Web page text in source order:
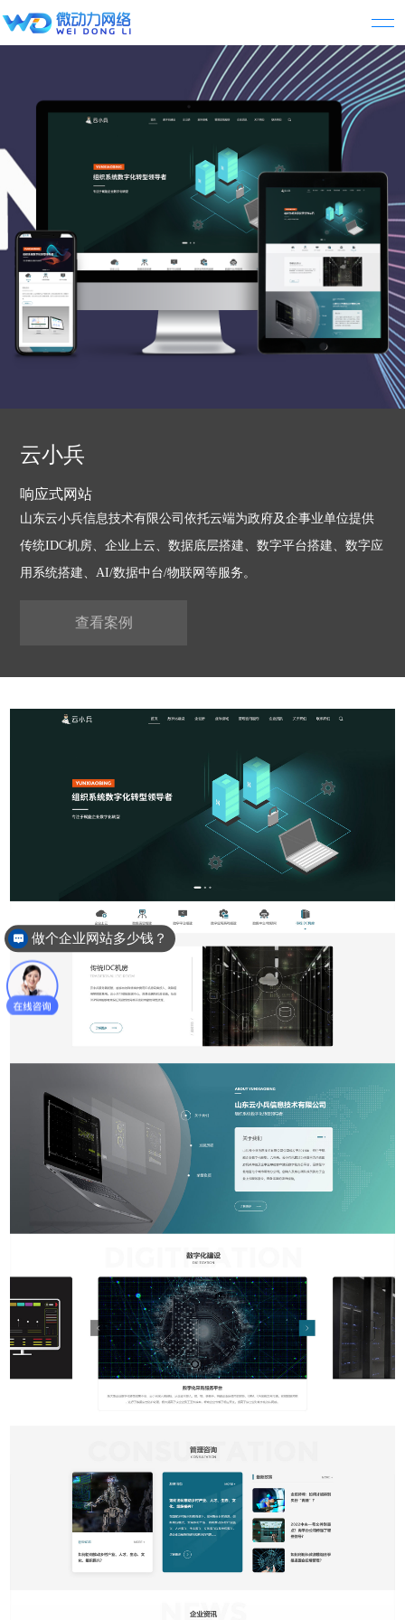
云小兵
响应式网站
山东云小兵信息技术有限公司依托云端为政府及企事业单位提供
传统IDC机房、企业上云、数据底层搭建、数字平台搭建、数字应
用系统搭建、AI/数据中台/物联网等服务。
查看案例
做个企业网站多少钱？